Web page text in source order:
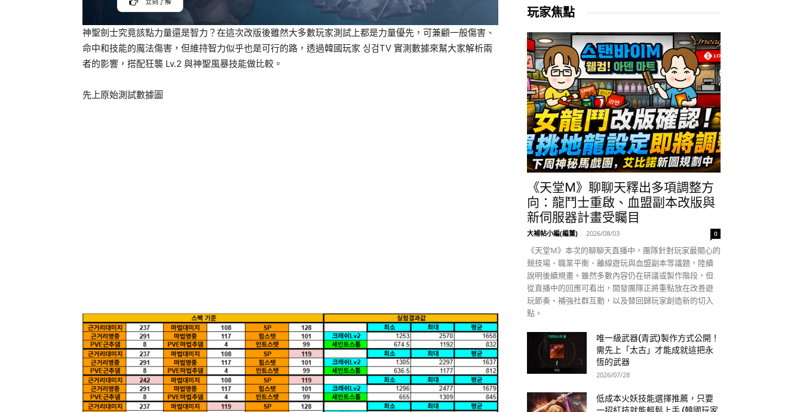
神聖劍士究竟該點力量還是智力？在這次改版後雖然大多數玩家測試上都是力量優先，可兼顧一般傷害、
命中和技能的魔法傷害，但維持智力似乎也是可行的路，透過韓國玩家 싱검TV 實測數據來幫大家解析兩
者的影響，搭配狂襲 Lv.2 與神聖風暴技能做比較。
先上原始測試數據圖
玩家焦點
《天堂M》聊聊天釋出多項調整方
向：龍鬥士重啟、血盟副本改版與
新伺服器計畫受矚目
大補帖小編(編董) - 2026/08/03 0
《天堂M》本次的聊聊天直播中，團隊針對玩家最關心的
競技場、職業平衡、離線遊玩與血盟副本等議題，陸續
說明後續規畫。雖然多數內容仍在研議或製作階段，但
從直播中的回應可看出，開發團隊正將重點放在改善遊
玩節奏、補強社群互動，以及替回歸玩家創造新的切入
點。
唯一級武器(青武)製作方式公開！
需先上「太古」才能成就這把永
恆的武器
2026/07/28
低成本火妖技能選擇推薦，只要